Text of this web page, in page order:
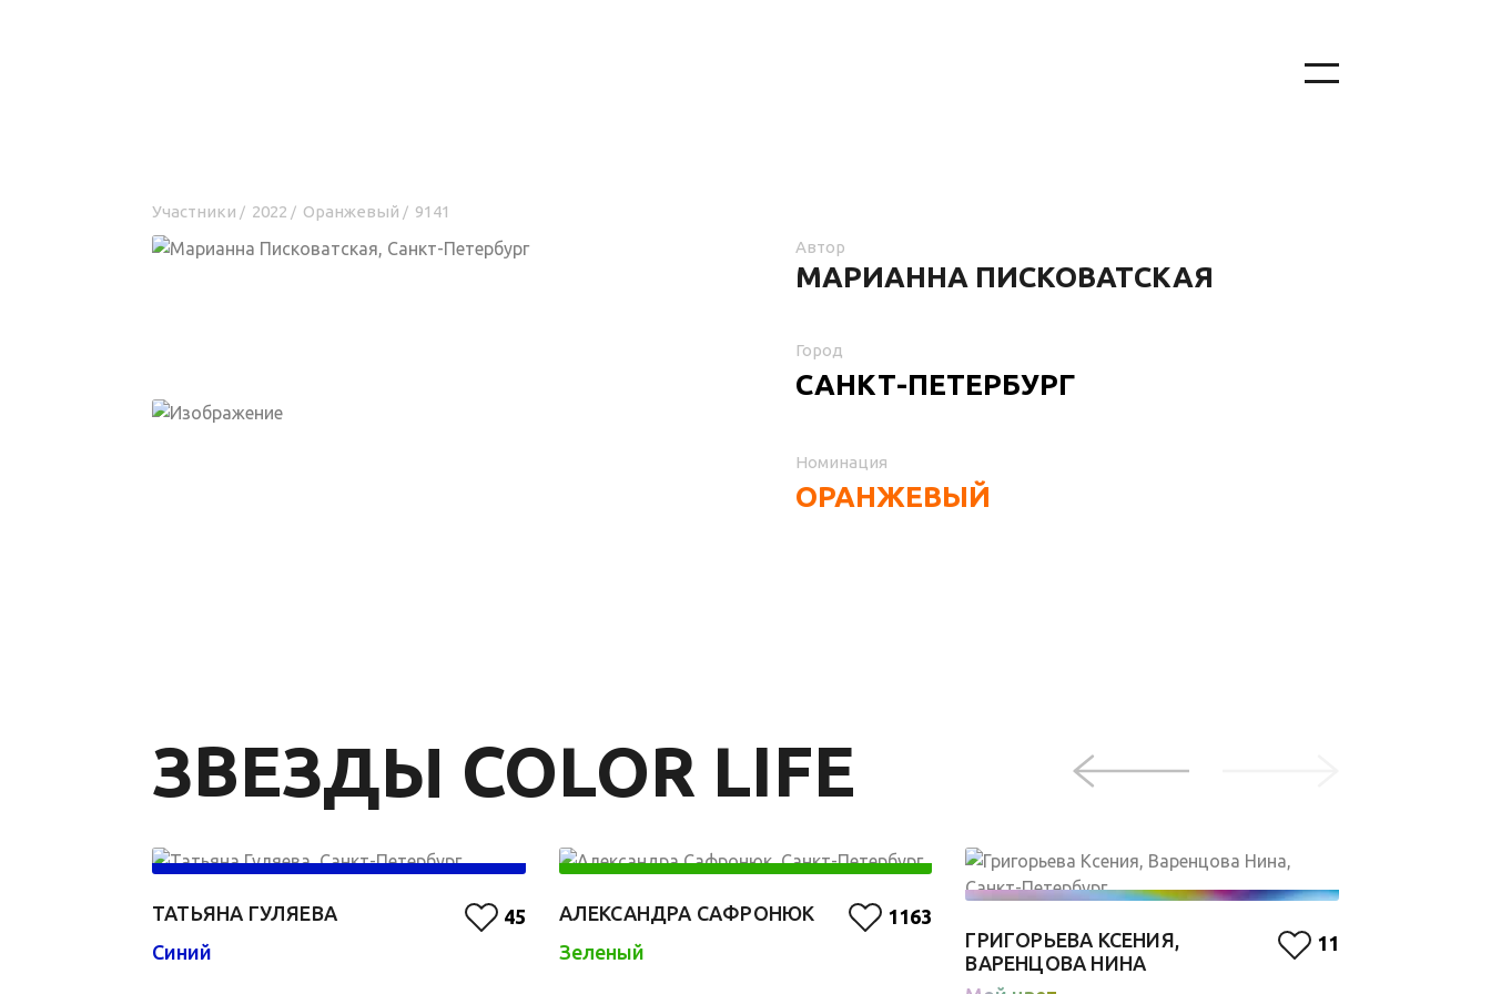
Участники / 2022 / Оранжевый / 9141
Автор
МАРИАННА ПИСКОВАТСКАЯ
Город
САНКТ-ПЕТЕРБУРГ
Номинация
ОРАНЖЕВЫЙ
ЗВЕЗДЫ COLOR LIFE
ТАТЬЯНА ГУЛЯЕВА
45
Синий
АЛЕКСАНДРА САФРОНЮК
1163
Зеленый
ГРИГОРЬЕВА КСЕНИЯ,
ВАРЕНЦОВА НИНА
11